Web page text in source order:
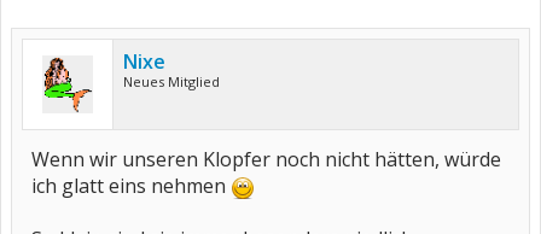
Nixe
Neues Mitglied
Wenn wir unseren Klopfer noch nicht hätten, würde
ich glatt eins nehmen